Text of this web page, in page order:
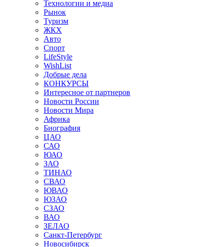
Технологии и медиа
Рынок
Туризм
ЖКХ
Авто
Спорт
LifeStyle
WishList
Добрые дела
КОНКУРСЫ
Интересное от партнеров
Новости России
Новости Мира
Африка
Биография
ЦАО
САО
ЮАО
ЗАО
ТИНАО
СВАО
ЮВАО
ЮЗАО
СЗАО
ВАО
ЗЕЛАО
Санкт-Петербург
Новосибирск